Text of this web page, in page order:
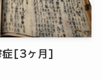
[3ヶ月]